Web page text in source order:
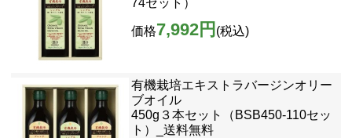
74セット）
価格7,992円 (税込)
有機栽培エキストラバージンオリー
ブオイル
450g３本セット（BSB450-110セッ
ト）_送料無料